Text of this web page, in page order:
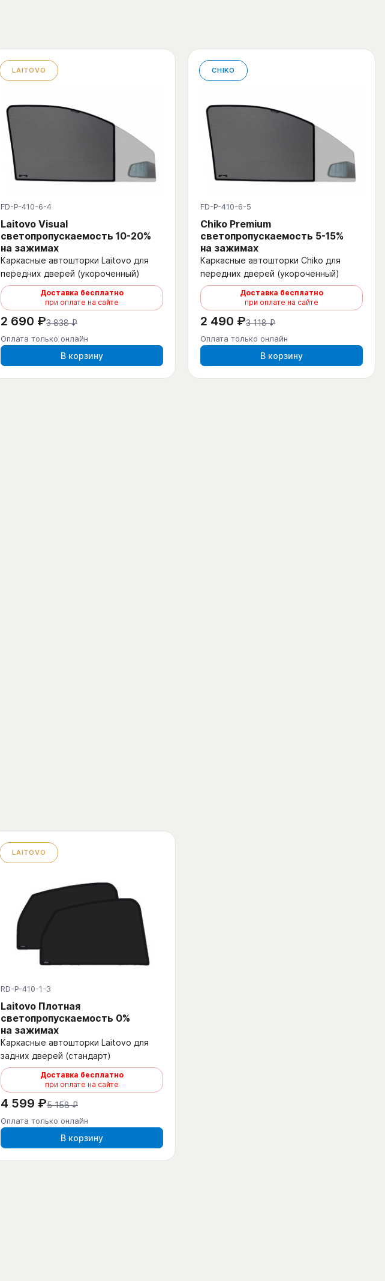
LAITOVO
FD-P-410-6-4
Laitovo Visual
светопропускаемость 10-20%
на зажимах
Каркасные автошторки Laitovo для
передних дверей (укороченный)
Доставка бесплатно
при оплате на сайте
2 690 ₽3 838 ₽
Оплата только онлайн
В корзину
CHIKO
FD-P-410-6-5
Chiko Premium
светопропускаемость 5-15%
на зажимах
Каркасные автошторки Chiko для
передних дверей (укороченный)
Доставка бесплатно
при оплате на сайте
2 490 ₽3 118 ₽
Оплата только онлайн
В корзину
LAITOVO
RD-P-410-1-3
Laitovo Плотная
светопропускаемость 0%
на зажимах
Каркасные автошторки Laitovo для
задних дверей (стандарт)
Доставка бесплатно
при оплате на сайте
4 599 ₽5 158 ₽
Оплата только онлайн
В корзину